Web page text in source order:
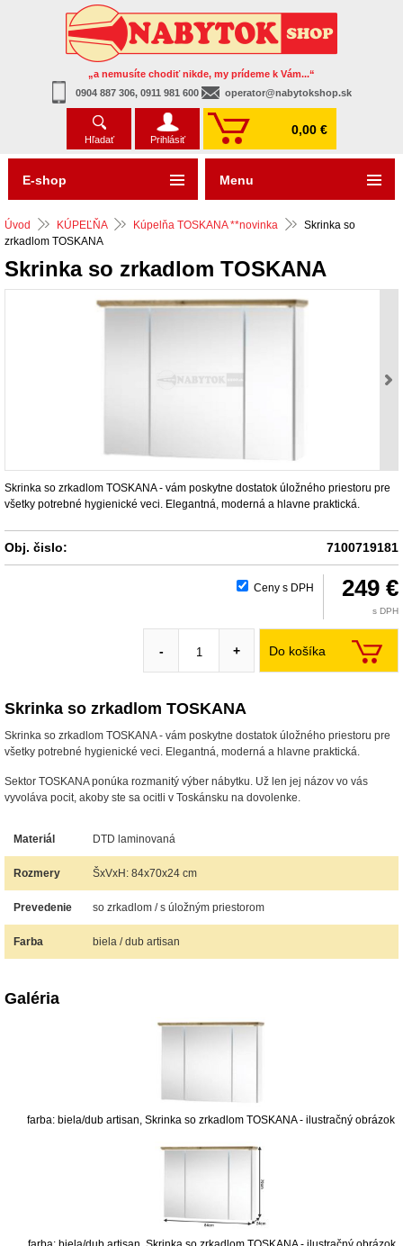
„a nemusíte chodiť nikde, my prídeme k Vám...“
0904 887 306, 0911 981 600
operator@nabytokshop.sk
Hľadať Prihlásiť
0,00 €
Úvod KÚPEĽŇA Kúpelňa TOSKANA **novinka
Skrinka so
zrkadlom TOSKANA
Skrinka so zrkadlom TOSKANA
Skrinka so zrkadlom TOSKANA - vám poskytne dostatok úložného priestoru pre
všetky potrebné hygienické veci. Elegantná, moderná a hlavne praktická.
Obj. čislo: 7100719181
Ceny s DPH 249 €
s DPH
Do košíka
- +
Skrinka so zrkadlom TOSKANA
Skrinka so zrkadlom TOSKANA - vám poskytne dostatok úložného priestoru pre
všetky potrebné hygienické veci. Elegantná, moderná a hlavne praktická.
Sektor TOSKANA ponúka rozmanitý výber nábytku. Už len jej názov vo vás
vyvoláva pocit, akoby ste sa ocitli v Toskánsku na dovolenke.
Materiál DTD laminovaná
Rozmery ŠxVxH: 84x70x24 cm
Prevedenie so zrkadlom / s úložným priestorom
Farba biela / dub artisan
Galéria
farba: biela/dub artisan, Skrinka so zrkadlom TOSKANA - ilustračný obrázok
E-shop Menu